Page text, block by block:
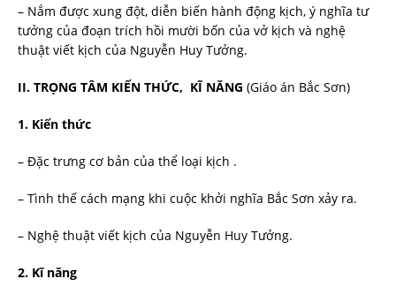
– Nắm được xung đột, diễn biến hành động kịch, ý nghĩa t­ư
t­ưởng của đoạn trích hồi m­ười bốn của vở kịch và nghệ
thuật viết kịch của Nguyễn Huy T­ưởng.
II. TRỌNG TÂM KIẾN THỨC, KĨ NĂNG (Giáo án Bắc Sơn)
1. Kiến thức
– Đặc tr­ưng cơ bản của thể loại kịch .
– Tình thế cách mạng khi cuộc khởi nghĩa Bắc Sơn xảy ra.
– Nghệ thuật viết kịch của Nguyễn Huy Tư­ởng.
2. Kĩ năng